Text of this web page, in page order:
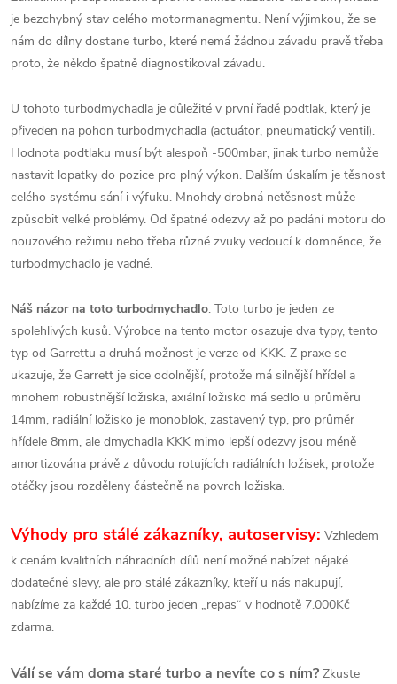
je bezchybný stav celého motormanagmentu. Není výjimkou, že se
nám do dílny dostane turbo, které nemá žádnou závadu pravě třeba
proto, že někdo špatně diagnostikoval závadu.
U tohoto turbodmychadla je důležité v první řadě podtlak, který je
přiveden na pohon turbodmychadla (actuátor, pneumatický ventil).
Hodnota podtlaku musí být alespoň -500mbar, jinak turbo nemůže
nastavit lopatky do pozice pro plný výkon. Dalším úskalím je těsnost
celého systému sání i výfuku. Mnohdy drobná netěsnost může
způsobit velké problémy. Od špatné odezvy až po padání motoru do
nouzového režimu nebo třeba různé zvuky vedoucí k domněnce, že
turbodmychadlo je vadné.
Náš názor na toto turbodmychadlo: Toto turbo je jeden ze
spolehlivých kusů. Výrobce na tento motor osazuje dva typy, tento
typ od Garrettu a druhá možnost je verze od KKK. Z praxe se
ukazuje, že Garrett je sice odolnější, protože má silnější hřídel a
mnohem robustnější ložiska, axiální ložisko má sedlo u průměru
14mm, radiální ložisko je monoblok, zastavený typ, pro průměr
hřídele 8mm, ale dmychadla KKK mimo lepší odezvy jsou méně
amortizována právě z důvodu rotujících radiálních ložisek, protože
otáčky jsou rozděleny částečně na povrch ložiska.
Výhody pro stálé zákazníky, autoservisy: Vzhledem
k cenám kvalitních náhradních dílů není možné nabízet nějaké
dodatečné slevy, ale pro stálé zákazníky, kteří u nás nakupují,
nabízíme za každé 10. turbo jeden „repas“ v hodnotě 7.000Kč
zdarma.
Válí se vám doma staré turbo a nevíte co s ním? Zkuste